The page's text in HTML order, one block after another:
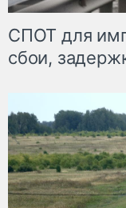
СПОТ для
сбои,